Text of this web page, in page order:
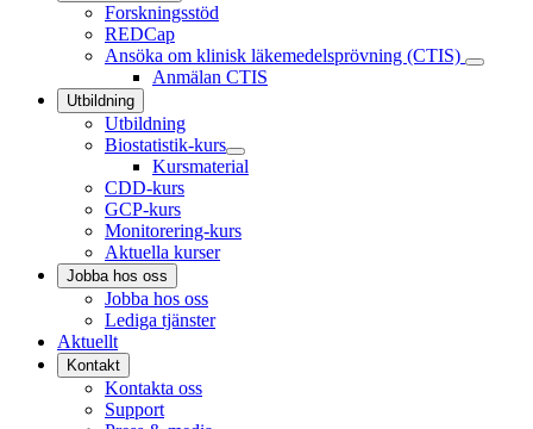
Forskningsstöd
REDCap
Ansöka om klinisk läkemedelsprövning (CTIS)
Anmälan CTIS
Utbildning
Utbildning
Biostatistik-kurs
Kursmaterial
CDD-kurs
GCP-kurs
Monitorering-kurs
Aktuella kurser
Jobba hos oss
Jobba hos oss
Lediga tjänster
Aktuellt
Kontakt
Kontakta oss
Support